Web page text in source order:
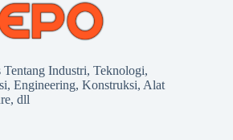
Tentang Industri, Teknologi,
Engineering, Konstruksi, Alat
dll